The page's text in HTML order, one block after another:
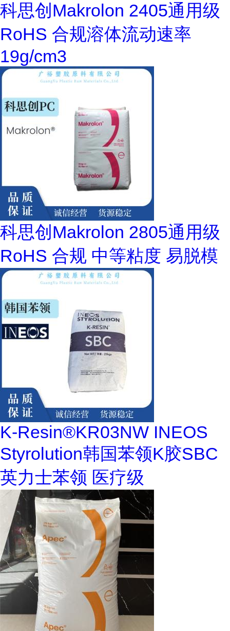
科思创Makrolon 2405通用级
RoHS 合规溶体流动速率
19g/cm3
科思创Makrolon 2805通用级
RoHS 合规 中等粘度 易脱模
K-Resin®KR03NW INEOS
Styrolution韩国苯领K胶SBC
英力士苯领 医疗级